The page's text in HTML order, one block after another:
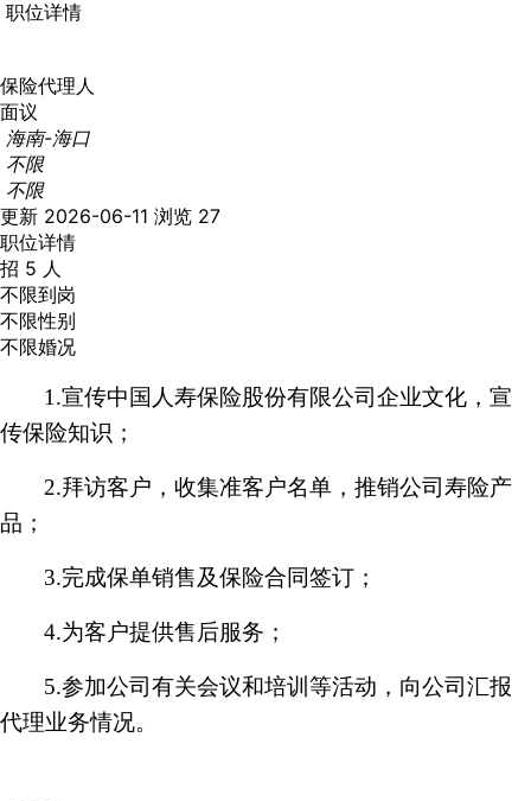
职位详情
保险代理人
面议
海南-海口
不限
不限
更新 2026-06-11 浏览 27
职位详情
招 5 人
不限到岗
不限性别
不限婚况
1.宣传中国人寿保险股份有限公司企业文化，宣
传保险知识；
2.拜访客户，收集准客户名单，推销公司寿险产
品；
3.完成保单销售及保险合同签订；
4.为客户提供售后服务；
5.参加公司有关会议和培训等活动，向公司汇报
代理业务情况。